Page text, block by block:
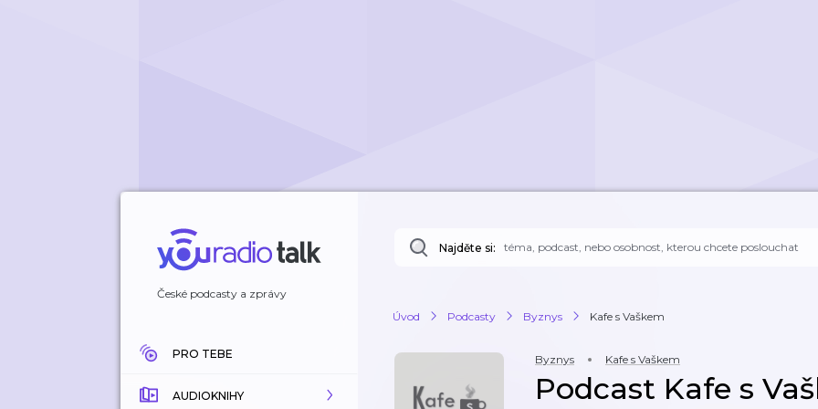
České podcasty a zprávy
PRO TEBE
AUDIOKNIHY
Najděte si:
Úvod Podcasty Byznys Kafe s Vaškem
Byznys Kafe s Vaškem
Podcast Kafe s